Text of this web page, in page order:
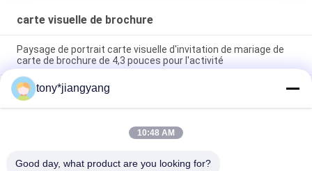
carte visuelle de brochure
Paysage de portrait carte visuelle d'invitation de mariage de
carte de brochure de 4,3 pouces pour l'activité
Cuir livret visuel de couverture dure de 4,3 pouces
enregistrant et rechargeant CMYK
Carte visuelle parlante de brochure de salutation d'affichage à
cristaux liquides de coutume de 7 pouces avec la lumière
tony*jiangyang
10:48 AM
Good day, what product are you looking for?